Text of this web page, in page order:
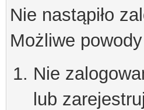
Nie nastąpiło
Możliwe
Nie
lub